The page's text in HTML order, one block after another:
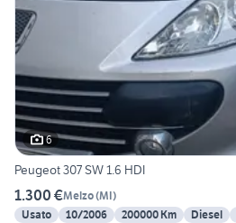
6
Peugeot 307 SW 1.6 HDI
1.300 €Melzo(MI)
Usato
10/2006 200000 Km Diesel